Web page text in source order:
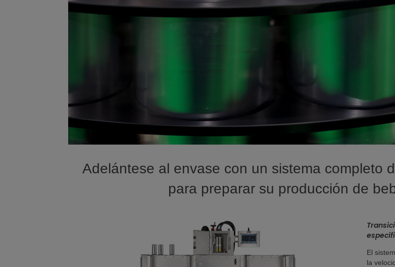
Adelántese al envase con un sistema completo
para preparar su producción de
El
la